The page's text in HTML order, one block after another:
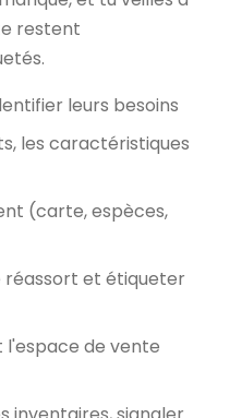
restent
leurs besoins
les caractéristiques
(carte, espèces,
réassort et étiqueter
l'espace de vente